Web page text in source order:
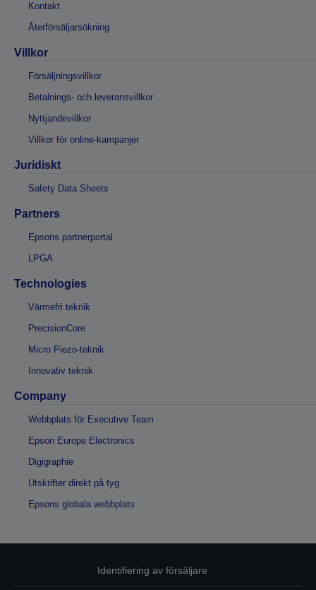
Kontakt
Återförsäljarsökning
Villkor
Försäljningsvillkor
Betalnings- och leveransvillkor
Nyttjandevillkor
Villkor för online-kampanjer
Juridiskt
Safety Data Sheets
Partners
Epsons partnerportal
LPGA
Technologies
Värmefri teknik
PrecisionCore
Micro Piezo-teknik
Innovativ teknik
Company
Webbplats för Executive Team
Epson Europe Electronics
Digigraphie
Utskrifter direkt på tyg
Epsons globala webbplats
Identifiering av försäljare